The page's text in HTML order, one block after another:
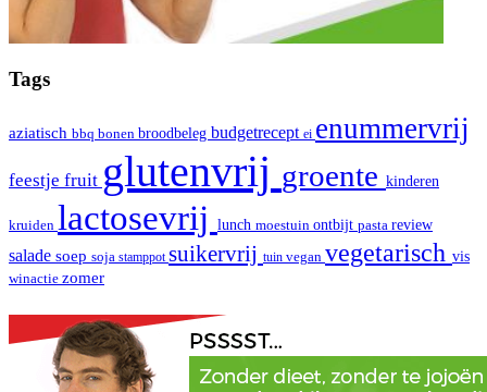
Tags
aziatisch bbq bonen broodbeleg budgetrecept ei enummervrij
feestje fruit glutenvrij groente kinderen
kruiden lactosevrij lunch moestuin ontbijt pasta review
salade soep soja stamppotsuikervrij tuin vegan vegetarisch vis
winactie zomer